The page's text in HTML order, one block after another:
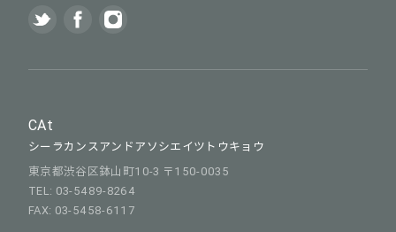
CAt
シーラカンスアンドアソシエイツトウキョウ
東京都渋谷区鉢山町10-3 〒150-0035
TEL: 03-5489-8264
FAX: 03-5458-6117